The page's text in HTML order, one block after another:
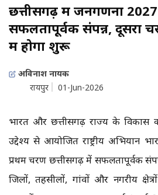
छत्तीसगढ़ में जनगणना
सफलतापूर्वक संपन्न, दूसरा
में होगा शुरू
अविनाश नायक
रायपुर
01-Jun-2026
भारत और छत्तीसगढ़ राज्य के विकास
उद्देश्य से आयोजित राष्ट्रीय अभियान
प्रथम चरण छत्तीसगढ़ में सफलतापूर्वक
जिलों, तहसीलों, गांवों और नगरीय